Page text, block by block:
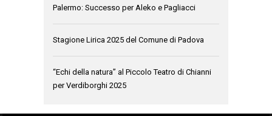
Palermo: Successo per Aleko e Pagliacci
Stagione Lirica 2025 del Comune di Padova
“Echi della natura” al Piccolo Teatro di Chianni
per Verdiborghi 2025